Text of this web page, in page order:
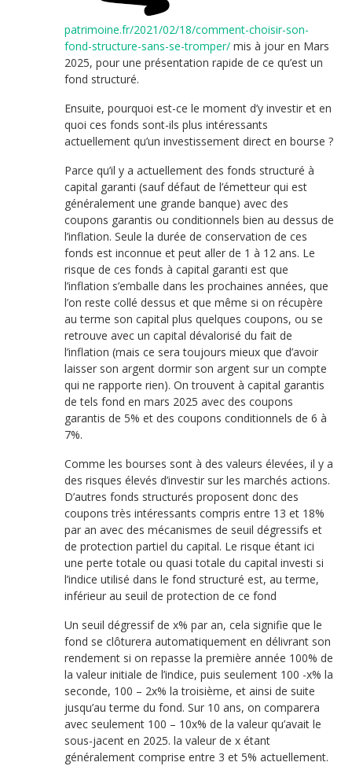
patrimoine.fr/2021/02/18/comment-choisir-son-
fond-structure-sans-se-tromper/ mis à jour en Mars
2025, pour une présentation rapide de ce qu’est un
fond structuré.
Ensuite, pourquoi est-ce le moment d’y investir et en
quoi ces fonds sont-ils plus intéressants
actuellement qu’un investissement direct en bourse ?
Parce qu’il y a actuellement des fonds structuré à
capital garanti (sauf défaut de l’émetteur qui est
généralement une grande banque) avec des
coupons garantis ou conditionnels bien au dessus de
l’inflation. Seule la durée de conservation de ces
fonds est inconnue et peut aller de 1 à 12 ans. Le
risque de ces fonds à capital garanti est que
l’inflation s’emballe dans les prochaines années, que
l’on reste collé dessus et que même si on récupère
au terme son capital plus quelques coupons, ou se
retrouve avec un capital dévalorisé du fait de
l’inflation (mais ce sera toujours mieux que d’avoir
laisser son argent dormir son argent sur un compte
qui ne rapporte rien). On trouvent à capital garantis
de tels fond en mars 2025 avec des coupons
garantis de 5% et des coupons conditionnels de 6 à
7%.
Comme les bourses sont à des valeurs élevées, il y a
des risques élevés d’investir sur les marchés actions.
D’autres fonds structurés proposent donc des
coupons très intéressants compris entre 13 et 18%
par an avec des mécanismes de seuil dégressifs et
de protection partiel du capital. Le risque étant ici
une perte totale ou quasi totale du capital investi si
l’indice utilisé dans le fond structuré est, au terme,
inférieur au seuil de protection de ce fond
Un seuil dégressif de x% par an, cela signifie que le
fond se clôturera automatiquement en délivrant son
rendement si on repasse la première année 100% de
la valeur initiale de l’indice, puis seulement 100 -x% la
seconde, 100 – 2x% la troisième, et ainsi de suite
jusqu’au terme du fond. Sur 10 ans, on comparera
avec seulement 100 – 10x% de la valeur qu’avait le
sous-jacent en 2025. la valeur de x étant
généralement comprise entre 3 et 5% actuellement.